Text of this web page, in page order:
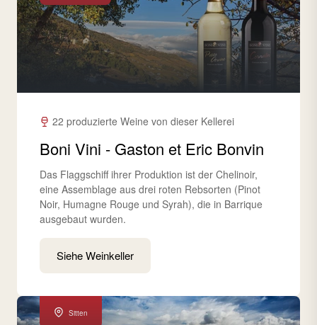
22 produzierte Weine von dieser Kellerei
Boni Vini - Gaston et Eric Bonvin
Das Flaggschiff ihrer Produktion ist der Chelinoir,
eine Assemblage aus drei roten Rebsorten (Pinot
Noir, Humagne Rouge und Syrah), die in Barrique
ausgebaut wurden.
Siehe Weinkeller
Sitten